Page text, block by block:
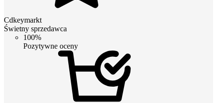
Cdkeymarkt
Świetny sprzedawca
100%
Pozytywne oceny